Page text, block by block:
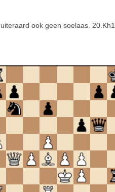
ook geen soelaas.